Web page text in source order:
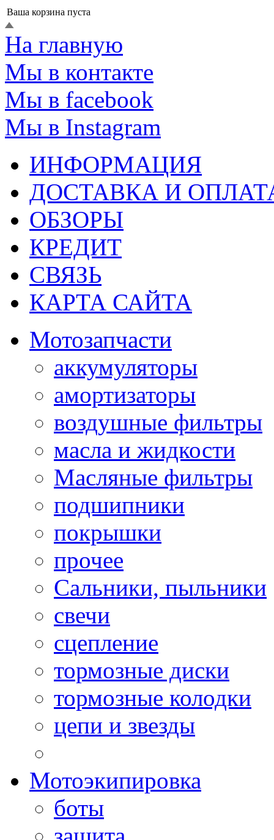
Ваша корзина пуста
На главную
Мы в контакте
Мы в facebook
Мы в Instagram
ИНФОРМАЦИЯ
ДОСТАВКА И
ОБЗОРЫ
КРЕДИТ
СВЯЗЬ
КАРТА САЙТА
Мотозапчасти
аккумуляторы
амортизаторы
воздушные фильтры
масла и жидкости
Масляные фильтры
подшипники
покрышки
прочее
Сальники, пыльники
свечи
сцепление
тормозные диски
тормозные колодки
цепи и звезды
Мотоэкипировка
боты